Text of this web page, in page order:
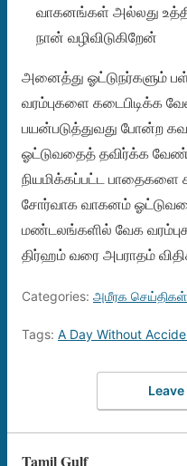
வாகனங்கள் அல்லது
நான் வழிவிடுகிறேன்
அனைத்து ஓட்டுநர்களும்
வரம்புகளை கடைபிடிக்க
பயன்படுத்துவது போன்ற
ஓட்டுவதைத் தவிர்க்க
நியமிக்கப்பட்ட பாதைகளை
சோர்வாக வாகனம்
மண்டலங்களில் வேக
திர்ஹம் வரை அபராதம்
Categories: அமீரக செய்திகள்
Tags: A Day Without
Tamil Gulf